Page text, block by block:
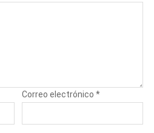
Correo electrónico*